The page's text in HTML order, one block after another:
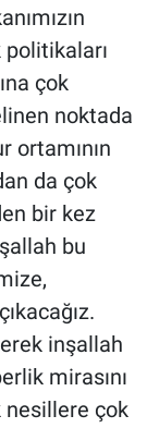
çok
noktada
ortamının
da çok
bir kez
bu
inşallah
mirasını
nesillere çok